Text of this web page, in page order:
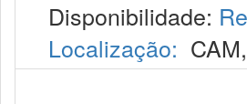
Disponibilidade:
Localização: CAM,